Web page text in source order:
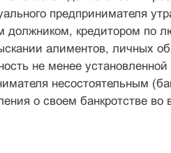
предпринимателя
должником, кредитором по
алиментов, личных
не менее
несостоятельным
о своем банкротстве